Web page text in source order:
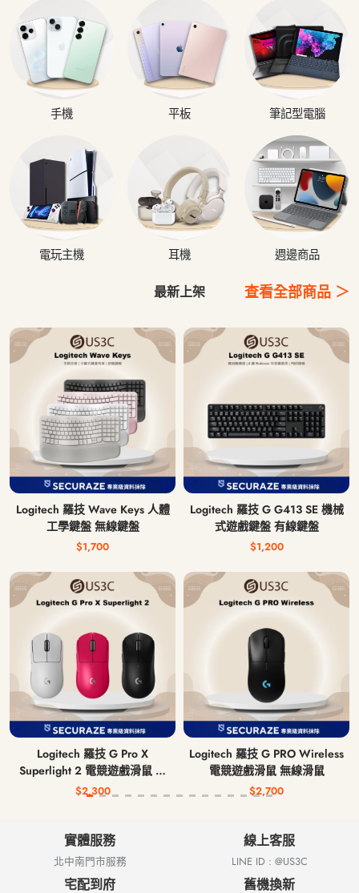
手機 平板 筆記型電腦
電玩主機 耳機 週邊商品
最新上架 查看全部商品 ＞
Logitech 羅技 Wave Keys 人體
工學鍵盤 無線鍵盤
$1,700
Logitech 羅技 G G413 SE 機械
式遊戲鍵盤 有線鍵盤
$1,200
Logitech 羅技 G Pro X
Superlight 2 電競遊戲滑鼠 無
線滑鼠
$2,300
Logitech 羅技 G PRO Wireless
電競遊戲滑鼠 無線滑鼠
$2,700
實體服務
北中南門市服務
線上客服
LINE ID : @US3C
宅配到府 舊機換新